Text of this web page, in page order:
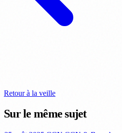
Retour à la veille
Sur le même sujet